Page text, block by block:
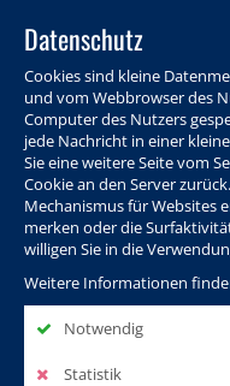
Datenschutz
Cookies sind kleine
und vom Webbrowser des
Computer des Nutzers
jede Nachricht in einer
Sie eine weitere Seite vom
Cookie an den Server
Mechanismus für Websites
merken oder die
willigen Sie in die
Weitere Informationen
Notwendig
Statistik
Programm Info &
Politik, Wissenschaft &
Internationales